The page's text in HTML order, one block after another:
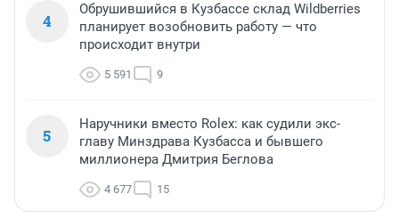
4
Обрушившийся в Кузбассе склад Wildberries
планирует возобновить работу — что
происходит внутри
5 591 9
5
Наручники вместо Rolex: как судили экс-
главу Минздрава Кузбасса и бывшего
миллионера Дмитрия Беглова
4 677 15